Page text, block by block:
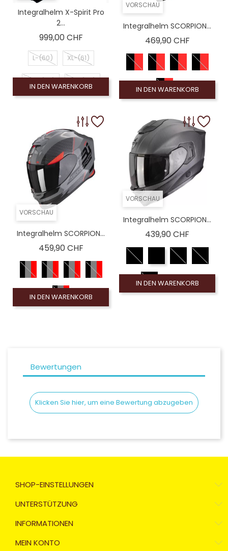
Integralhelm X-Spirit Pro
2...
999,00 CHFPreis
L-(60) XL-(61)
IN DEN WARENKORB
VORSCHAU
Integralhelm SCORPION...
469,90 CHFPreis
IN DEN WARENKORB
VORSCHAU
Integralhelm SCORPION...
459,90 CHFPreis
IN DEN WARENKORB
VORSCHAU
Integralhelm SCORPION...
439,90 CHF
IN DEN WARENKORB
Bewertungen
Klicken Sie hier, um eine Bewertung abzugeben
SHOP-EINSTELLUNGEN
UNTERSTÜTZUNG
INFORMATIONEN
MEIN KONTO